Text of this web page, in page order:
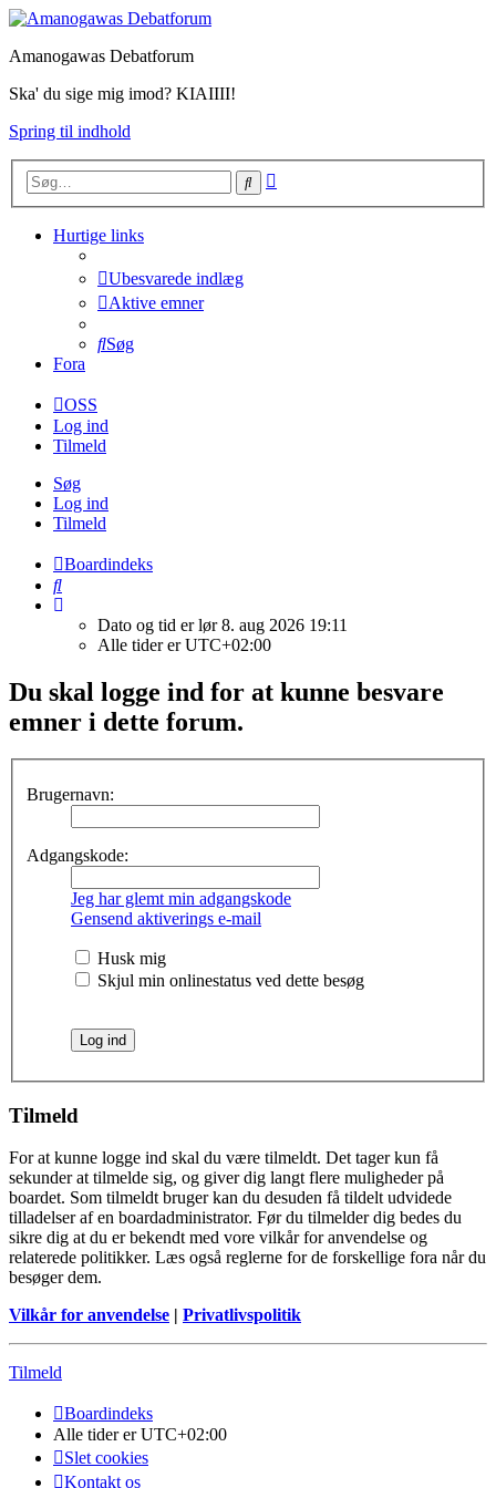
Amanogawas Debatforum
Ska' du sige mig imod? KIAIIII!
Spring til indhold
Søg
Hurtige links
Ubesvarede indlæg
Aktive emner
Søg
Fora
OSS
Log ind
Tilmeld
Søg
Log ind
Tilmeld
Boardindeks
Søg
Dato og tid er lør 8. aug 2026 19:11
Alle tider erUTC+02:00
Du skal logge ind for at kunne besvare
emner i dette forum.
Brugernavn:
Adgangskode:
Jeg har glemt min adgangskode
Gensend aktiverings e-mail
Husk mig
Skjul min onlinestatus ved dette besøg
Tilmeld
For at kunne logge ind skal du være tilmeldt. Det tager kun få
sekunder at tilmelde sig, og giver dig langt flere muligheder på
boardet. Som tilmeldt bruger kan du desuden få tildelt udvidede
tilladelser af en boardadministrator. Før du tilmelder dig bedes du
sikre dig at du er bekendt med vore vilkår for anvendelse og
relaterede politikker. Læs også reglerne for de forskellige fora når du
besøger dem.
Vilkår for anvendelse | Privatlivspolitik
Tilmeld
Boardindeks
Alle tider erUTC+02:00
Slet cookies
Kontakt os